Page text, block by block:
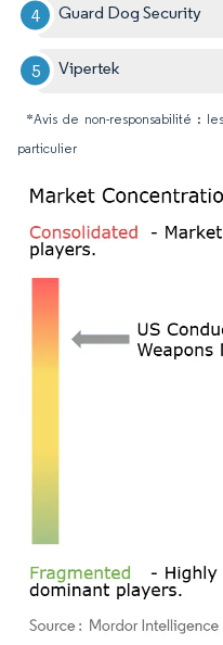
Guard Dog Security
Vipertek
*Avis de non-responsabilité :
particulier